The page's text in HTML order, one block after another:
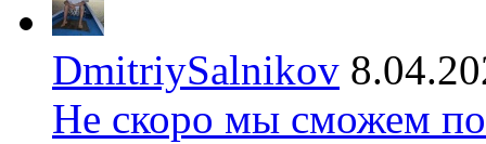
DmitriySalnikov
Не скоро мы сможем